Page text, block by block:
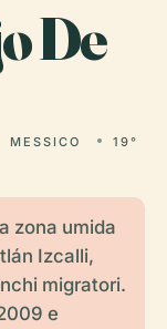
De
MESSICO
19°
zona umida
Izcalli,
migratori.
e